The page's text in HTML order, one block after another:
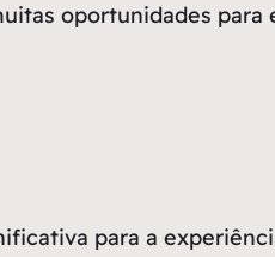
oportunidades para
para a